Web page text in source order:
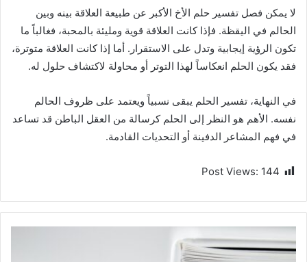
لا يمكن فصل تفسير حلم الأخ الأكبر عن طبيعة العلاقة بينه وبين
الحالم في اليقظة. فإذا كانت العلاقة قوية ومليئة بالمحبة، فغالباً ما
تكون الرؤية إيجابية وتدل على الاستقرار. أما إذا كانت العلاقة متوترة،
فقد يكون الحلم انعكاساً لهذا التوتر أو محاولة لاكتشاف حلول له.
في النهاية، تفسير الحلم يبقى نسبياً ويعتمد على ظروف الحالم
نفسه. الأهم هو النظر إلى الحلم كرسالة من العقل الباطن قد تساعد
في فهم المشاعر الدفينة أو التحديات القادمة.
Post Views: 144